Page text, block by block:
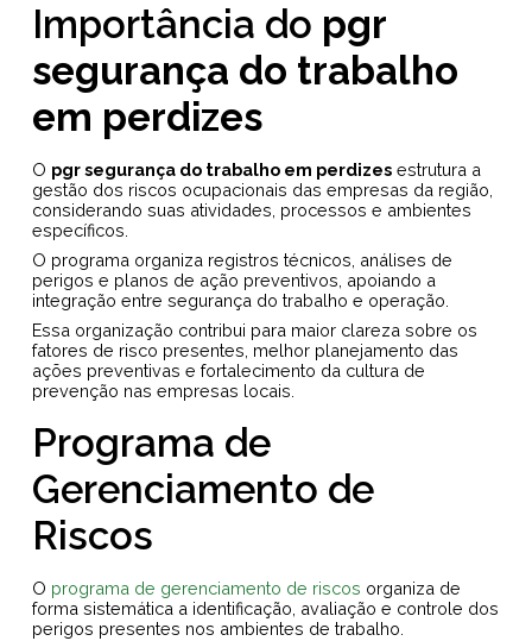
Importância do pgr
segurança do trabalho
em perdizes
O pgr segurança do trabalho em perdizes estrutura a
gestão dos riscos ocupacionais das empresas da região,
considerando suas atividades, processos e ambientes
específicos.
O programa organiza registros técnicos, análises de
perigos e planos de ação preventivos, apoiando a
integração entre segurança do trabalho e operação.
Essa organização contribui para maior clareza sobre os
fatores de risco presentes, melhor planejamento das
ações preventivas e fortalecimento da cultura de
prevenção nas empresas locais.
Programa de
Gerenciamento de
Riscos
O programa de gerenciamento de riscos organiza de
forma sistemática a identificação, avaliação e controle dos
perigos presentes nos ambientes de trabalho.